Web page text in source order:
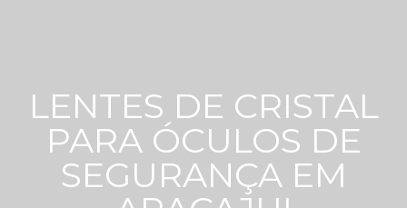
LENTES DE CRISTAL
PARA ÓCULOS DE
SEGURANÇA EM